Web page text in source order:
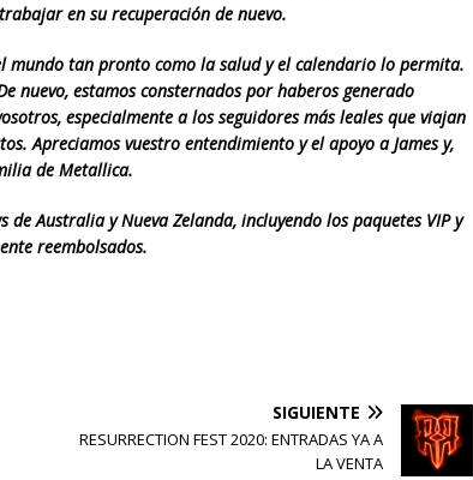
en su recuperación de nuevo.
mundo tan pronto como la salud y el calendario lo permita.
nuevo, estamos consternados por haberos generado
especialmente a los seguidores más leales que viajan
Apreciamos vuestro entendimiento y el apoyo a James y,
de Metallica.
Australia y Nueva Zelanda, incluyendo los paquetes VIP y
reembolsados.
SIGUIENTE
RESURRECTION FEST 2020: ENTRADAS YA A
LA VENTA